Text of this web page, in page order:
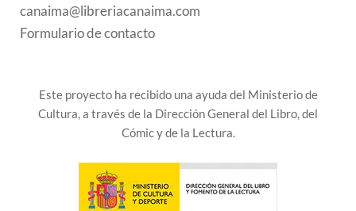
canaima@libreriacanaima.com
Formulario de contacto
Este proyecto ha recibido una ayuda del Ministerio de
Cultura, a través de la Dirección General del Libro, del
Cómic y de la Lectura.